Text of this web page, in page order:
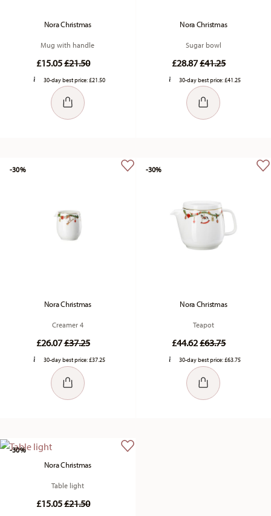
Nora Christmas
Mug with handle
£15.05Price reduced from
£21.50to
30-day best price:£21.50
Nora Christmas
Sugar bowl
£28.87Price reduced
£41.25to
30-day best price:£41.25
Nora Christmas
Creamer 4
£26.07Price reduced from
£37.25to
30-day best price:£37.25
-30%
Nora Christmas
Teapot
£44.62Price reduced
£63.75to
30-day best price:£63.75
-30%
Nora Christmas
Table light
£15.05Price reduced from
£21.50to
-30%